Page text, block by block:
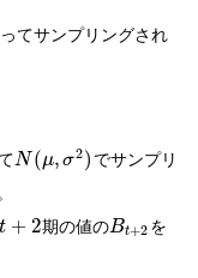
てサンプリングされ
N (μ, σ2) でサンプリ
t + 2期の値のBt+2 を